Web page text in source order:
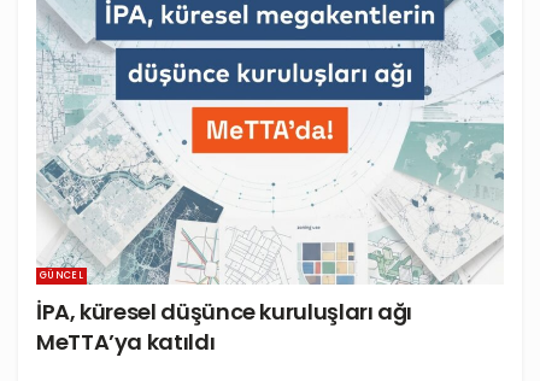
GÜNCEL
İPA, küresel düşünce kuruluşları ağı
MeTTA’ya katıldı